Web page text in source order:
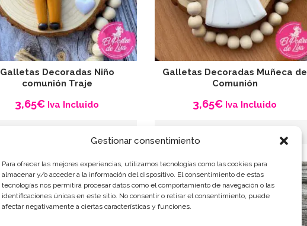
Gestionar consentimiento
Para ofrecer las mejores experiencias, utilizamos tecnologías como las cookies para
almacenar y/o acceder a la información del dispositivo. El consentimiento de estas
tecnologías nos permitirá procesar datos como el comportamiento de navegación o las
identificaciones únicas en este sitio. No consentir o retirar el consentimiento, puede
afectar negativamente a ciertas características y funciones.
Galletas Decoradas Niño
comunión Traje
3,65€ Iva Incluido
Galletas Decoradas Muñeca de
Comunión
3,65€ Iva Incluido